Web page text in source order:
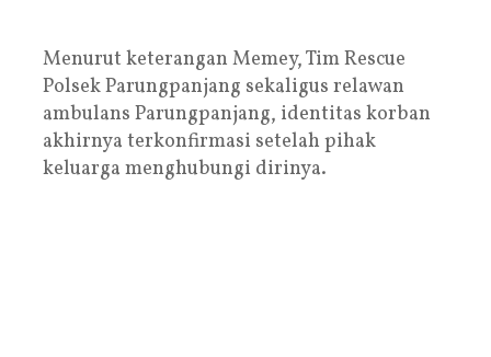
Menurut keterangan Memey, Tim Rescue
Polsek Parungpanjang sekaligus relawan
ambulans Parungpanjang, identitas korban
akhirnya terkonfirmasi setelah pihak
keluarga menghubungi dirinya.